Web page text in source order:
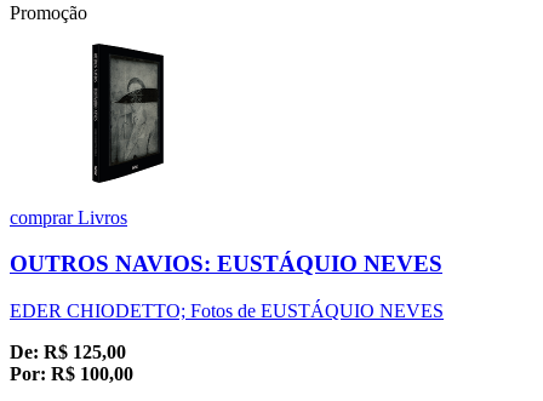
Promoção
comprarLivros
OUTROS NAVIOS: EUSTÁQUIO NEVES
EDER CHIODETTO; Fotos de EUSTÁQUIO NEVES
De: R$ 125,00
Por: R$ 100,00